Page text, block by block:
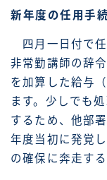
新年度の任用手
四月一日付で任
非常勤講師の辞
を加算した給与
ます。少しでも
するため、他部
年度当初に発覚
の確保に奔走す